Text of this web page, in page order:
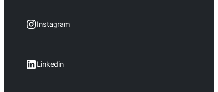
Instagram Instagram
LinkedIn Linkedin